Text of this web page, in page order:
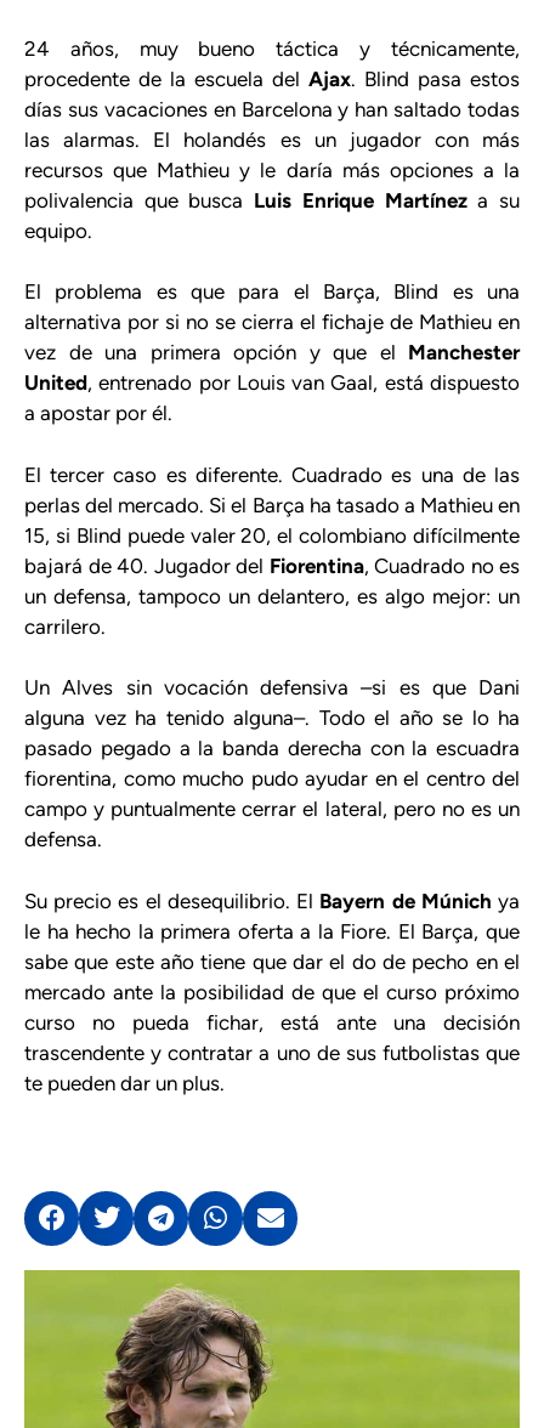
24 años, muy bueno táctica y técnicamente,
procedente de la escuela del Ajax. Blind pasa estos
días sus vacaciones en Barcelona y han saltado todas
las alarmas. El holandés es un jugador con más
recursos que Mathieu y le daría más opciones a la
polivalencia que busca Luis Enrique Martíneza su
equipo.
El problema es que para el Barça, Blind es una
alternativa por si no se cierra el fichaje de Mathieu en
vez de una primera opción y que el Manchester
United, entrenado por Louis van Gaal, está dispuesto
a apostar por él.
El tercer caso es diferente. Cuadrado es una de las
perlas del mercado. Si el Barça ha tasado a Mathieu en
15, si Blind puede valer 20, el colombiano difícilmente
bajará de 40. Jugador del Fiorentina, Cuadrado no es
un defensa, tampoco un delantero, es algo mejor: un
carrilero.
Un Alves sin vocación defensiva –si es que Dani
alguna vez ha tenido alguna–. Todo el año se lo ha
pasado pegado a la banda derecha con la escuadra
fiorentina, como mucho pudo ayudar en el centro del
campo y puntualmente cerrar el lateral, pero no es un
defensa.
Su precio es el desequilibrio. El Bayern de Múnich ya
le ha hecho la primera oferta a la Fiore. El Barça, que
sabe que este año tiene que dar el do de pecho en el
mercado ante la posibilidad de que el curso próximo
curso no pueda fichar, está ante una decisión
trascendente y contratar a uno de sus futbolistas que
te pueden dar un plus.